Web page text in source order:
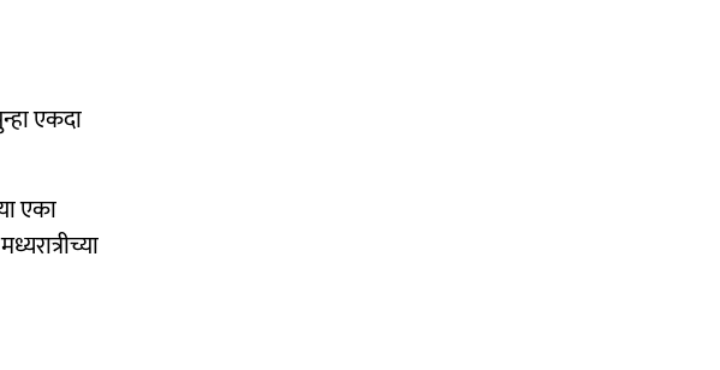
एकदा
एका